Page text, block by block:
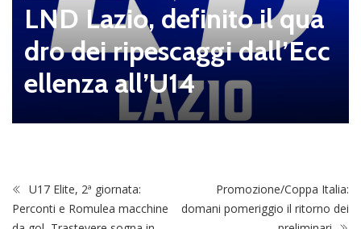
LND Lazio, definito il qua
dro dei ripescaggi dall’Ecc
ellenza all’U14
U17 Elite, 2ª giornata:
Perconti e Romulea macchine
Promozione/Coppa Italia:
domani pomeriggio il ritorno dei